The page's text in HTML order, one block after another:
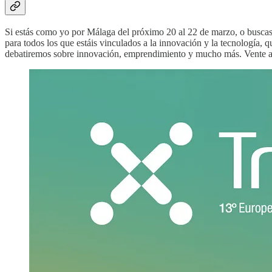
Si estás como yo por Málaga del próximo 20 al 22 de marzo, o
para todos los que estáis vinculados a la innovación y la tecnología,
debatiremos sobre innovación, emprendimiento y mucho más. Vente